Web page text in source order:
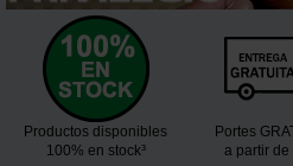
Productos disponibles
100% en stock³
Portes
a partir de